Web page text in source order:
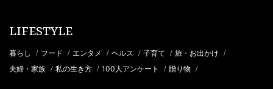
LIFESTYLE
暮らし / フード / エンタメ / ヘルス / 子育て / 旅・お出かけ /
夫婦・家族 / 私の生き方 / 100人アンケート / 贈り物 /